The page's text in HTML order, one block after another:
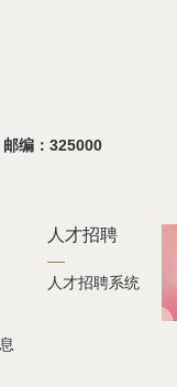
编：325000
人才招聘
人才招聘系统